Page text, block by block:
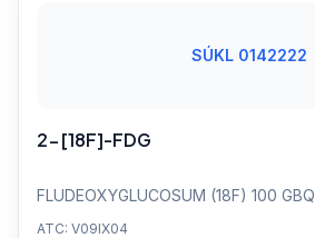
SÚKL 0142222
2-[18F]-FDG
FLUDEOXYGLUCOSUM (18F) 100 GBQ
ATC: V09IX04